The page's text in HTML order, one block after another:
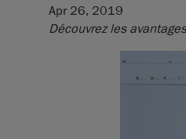
Apr 26, 2019
Découvrez les